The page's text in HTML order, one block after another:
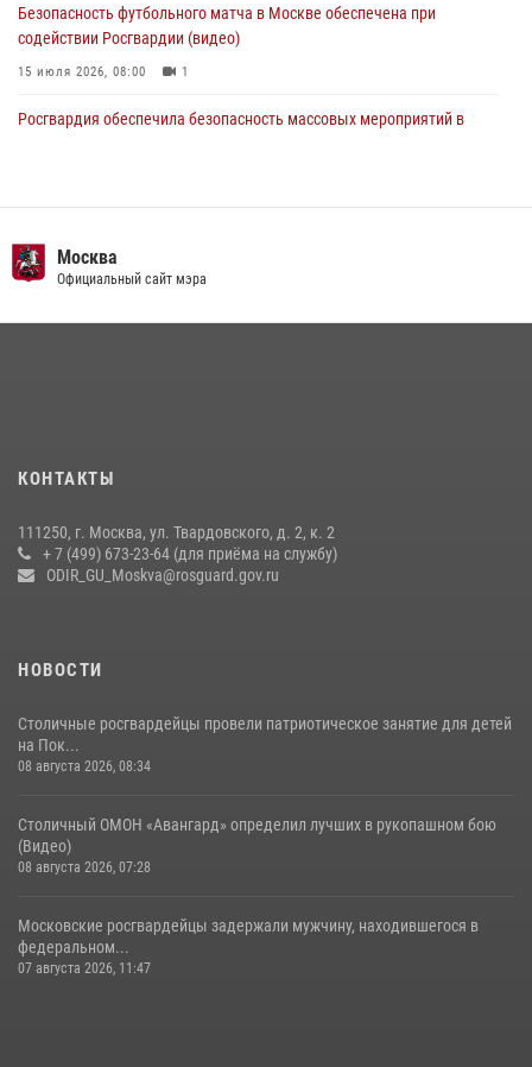
Безопасность футбольного матча в Москве обеспечена при
содействии Росгвардии (видео)
15 июля 2026, 08:00 1
Росгвардия обеспечила безопасность массовых мероприятий в
чемпионат по самбо (виео)
15 июля 2026, 14:00 8
матче в Москве обеспечила Росгвардия (видео)
Росгвардецы проверили места массового пребывания молодежи в
Москва
Официальный сайт мэра
КОНТАКТЫ
111250, г. Москва, ул. Твардовского, д. 2, к. 2
+ 7 (499) 673-23-64 (для приёма на службу)
ODIR_GU_Moskva@rosguard.gov.ru
НОВОСТИ
Столичные росгвардейцы провели патриотическое занятие для детей
на Пок...
08 августа 2026, 08:34
Столичный ОМОН «Авангард» определил лучших в рукопашном бою
(Видео)
08 августа 2026, 07:28
Московские росгвардейцы задержали мужчину, находившегося в
федеральном...
07 августа 2026, 11:47